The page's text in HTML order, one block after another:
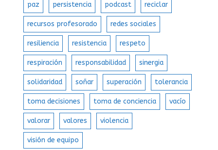
paz persistencia podcast reciclar
recursos profesorado redes sociales
resiliencia resistencia respeto
respiración responsabilidad sinergia
solidaridad soñar superación tolerancia
toma decisiones toma de conciencia vacío
valorar valores violencia
visión de equipo